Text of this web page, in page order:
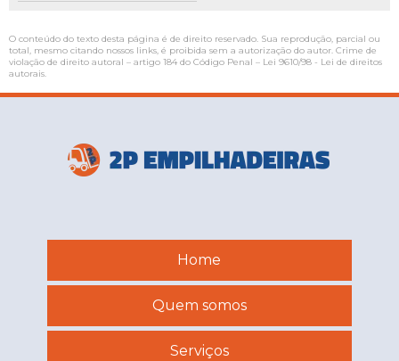
O conteúdo do texto desta página é de direito reservado. Sua reprodução, parcial ou
total, mesmo citando nossos links, é proibida sem a autorização do autor. Crime de
violação de direito autoral – artigo 184 do Código Penal – Lei 9610/98 - Lei de direitos
autorais.
Home
Quem somos
Serviços